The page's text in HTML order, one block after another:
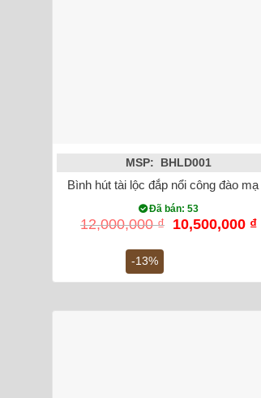
-13%
MSP: BHLD001
Bình hút tài lộc đắp nổi công đào mạ
Đã bán: 53
12,000,000₫ Giá
10,500,000 ₫